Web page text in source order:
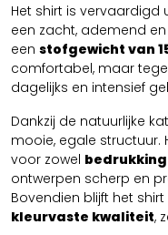
Het shirt is vervaardigd
een zacht, ademend
een stofgewicht van
comfortabel, maar
dagelijks en intensief
Dankzij de natuurlijke
mooie, egale structuur.
voor zowel
ontwerpen scherp en
Bovendien blijft het
kleurvaste kwaliteit,